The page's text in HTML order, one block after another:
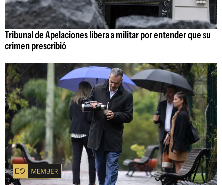
Tribunal de Apelaciones libera a militar por entender que su
crimen prescribió